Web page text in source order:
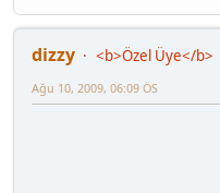
dizzy
<b>Özel Üye</b>
Ağu 10, 2009, 06:09 ÖS